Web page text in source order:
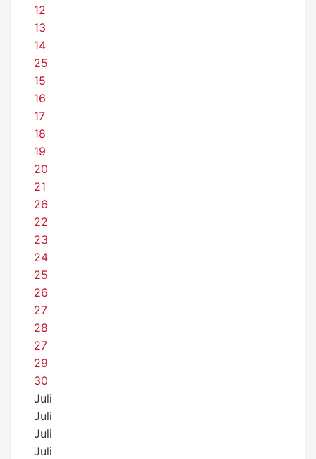
12
13
14
25
15
16
17
18
19
20
21
26
22
23
24
25
26
27
28
27
29
30
Juli
Juli
Juli
Juli